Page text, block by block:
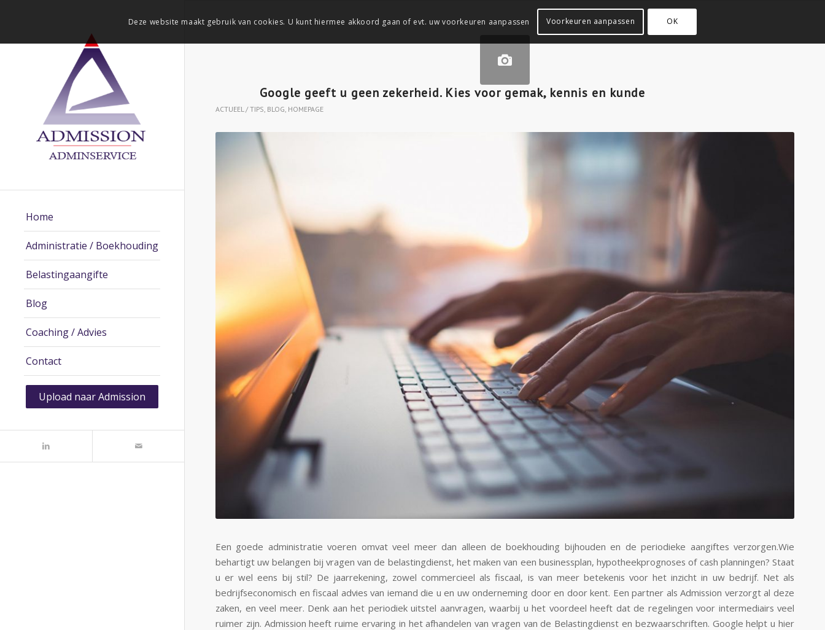
Home
Administratie / Boekhouding
Belastingaangifte
Blog
Coaching / Advies
Contact
Upload naar Admission
Google geeft u geen zekerheid. Kies voor gemak, kennis en kunde
ACTUEEL / TIPS, BLOG, HOMEPAGE
Een goede administratie voeren omvat veel meer dan alleen de boekhouding bijhouden en de periodieke aangiftes verzorgen.Wie
behartigt uw belangen bij vragen van de belastingdienst, het maken van een businessplan, hypotheekprognoses of cash planningen? Staat
u er wel eens bij stil? De jaarrekening, zowel commercieel als fiscaal, is van meer betekenis voor het inzicht in uw bedrijf. Net als
bedrijfseconomisch en fiscaal advies van iemand die u en uw onderneming door en door kent. Een partner als Admission verzorgt al deze
zaken, en veel meer. Denk aan het periodiek uitstel aanvragen, waarbij u het voordeel heeft dat de regelingen voor intermediairs veel
ruimer zijn. Admission heeft ruime ervaring in het afhandelen van vragen van de Belastingdienst en bezwaarschriften. Google helpt u hier
Deze website maakt gebruik van cookies. U kunt hiermee akkoord gaan of evt. uw voorkeuren aanpassen Voorkeuren aanpassen OK